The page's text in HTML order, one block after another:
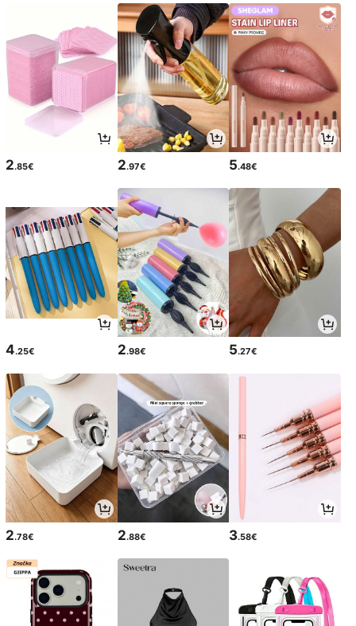
2.85€ 2.97€ 5.48€
4.25€ 2.98€ 5.27€
2.78€ 2.88€ 3.58€